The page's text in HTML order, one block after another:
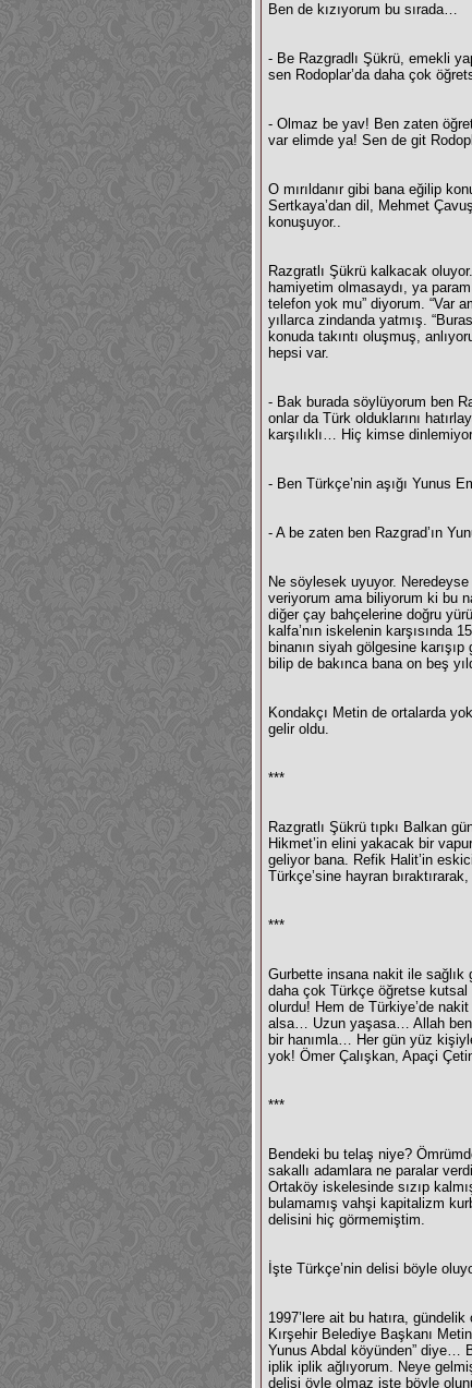
Ben de kızıyorum bu sırada…
- Be Razgradlı Şükrü, emekli
sen Rodoplar’da daha çok
- Olmaz be yav! Ben zaten
var elimde ya! Sen de git
O mırıldanır gibi bana eğilip
Sertkaya’dan dil, Mehmet
konuşuyor..
Razgratlı Şükrü kalkacak
hamiyetim olmasaydı, ya
telefon yok mu” diyorum. “Var
yıllarca zindanda yatmış.
konuda takıntı oluşmuş,
hepsi var.
- Bak burada söylüyorum ben
onlar da Türk olduklarını
karşılıklı… Hiç kimse
- Ben Türkçe’nin aşığı Yunus
- A be zaten ben Razgrad’ın
Ne söylesek uyuyor.
veriyorum ama biliyorum ki bu
diğer çay bahçelerine doğru
kalfa’nın iskelenin karşısında
binanın siyah gölgesine
bilip de bakınca bana on beş
Kondakçı Metin de ortalarda
gelir oldu.
***
Razgratlı Şükrü tıpkı Balkan
Hikmet’in elini yakacak bir
geliyor bana. Refik Halit’in
Türkçe’sine hayran
***
Gurbette insana nakit ile
daha çok Türkçe öğretse
olurdu! Hem de Türkiye’de
alsa… Uzun yaşasa… Allah
bir hanımla… Her gün yüz
yok! Ömer Çalışkan, Apaçi
***
Bendeki bu telaş niye?
sakallı adamlara ne paralar
Ortaköy iskelesinde sızıp
bulamamış vahşi kapitalizm
delisini hiç görmemiştim.
İşte Türkçe’nin delisi böyle
1997’lere ait bu hatıra,
Kırşehir Belediye Başkanı
Yunus Abdal köyünden” diye…
iplik iplik ağlıyorum. Neye
delisi öyle olmaz işte böyle